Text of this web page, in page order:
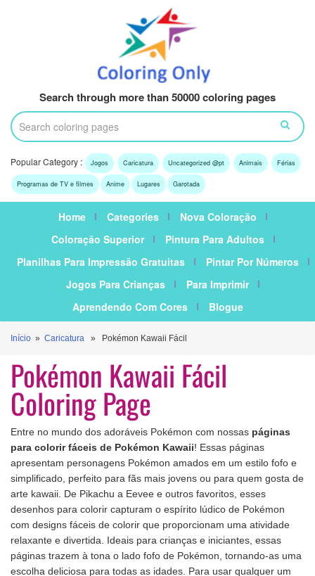
Search through more than 50000 coloring pages
Popular Category : Jogos Caricatura Uncategorized @pt Animais Férias
Programas de TV e filmes Anime Lugares Garotada
Home Categories
Nova Coloração
Coloração Superior
Pintura Para Adultos
Planilhas Para Impressão Gratuitas
Pintar Por Números
Jogos Para Crianças
Para Imprimir
Aprendendo Com Cores
Blogue
Início » Caricatura » Pokémon Kawaii Fácil
Pokémon Kawaii Fácil
Coloring Page
Entre no mundo dos adoráveis Pokémon com nossas páginas
para colorir fáceis de Pokémon Kawaii! Essas páginas
apresentam personagens Pokémon amados em um estilo fofo e
simplificado, perfeito para fãs mais jovens ou para quem gosta de
arte kawaii. De Pikachu a Eevee e outros favoritos, esses
desenhos para colorir capturam o espírito lúdico de Pokémon
com designs fáceis de colorir que proporcionam uma atividade
relaxante e divertida. Ideais para crianças e iniciantes, essas
páginas trazem à tona o lado fofo de Pokémon, tornando-as uma
escolha deliciosa para todas as idades. Para usar qualquer um